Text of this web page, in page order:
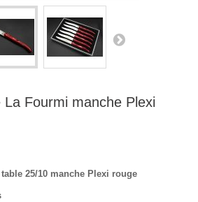
La Fourmi manche Plexi
25/10 manche Plexi rouge